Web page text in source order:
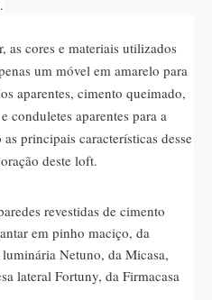
as cores e materiais utilizados
um móvel em amarelo para
aparentes, cimento queimado,
conduletes aparentes para a
principais características desse
deste loft.